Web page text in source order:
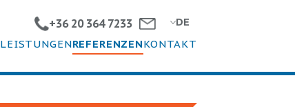
+36 20 364 7233
DE
LEISTUNGENREFERENZENKONTAKT